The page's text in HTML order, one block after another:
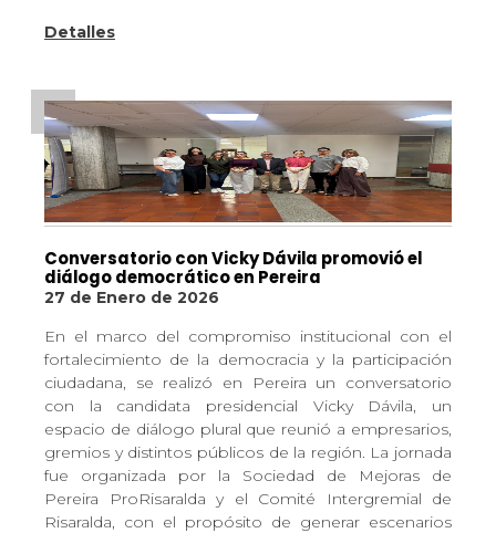
Detalles
Conversatorio con Vicky Dávila promovió el
diálogo democrático en Pereira
27 de Enero de 2026
En el marco del compromiso institucional con el
fortalecimiento de la democracia y la participación
ciudadana, se realizó en Pereira un conversatorio
con la candidata presidencial Vicky Dávila, un
espacio de diálogo plural que reunió a empresarios,
gremios y distintos públicos de la región. La jornada
fue organizada por la Sociedad de Mejoras de
Pereira ProRisaralda y el Comité Intergremial de
Risaralda, con el propósito de generar escenarios